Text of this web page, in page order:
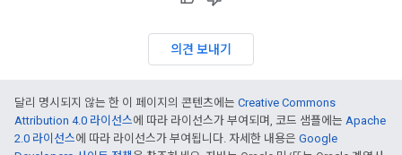
의견 보내기
달리 명시되지 않는 한 이 페이지의 콘텐츠에는 Creative Commons
Attribution 4.0 라이선스에 따라 라이선스가 부여되며, 코드 샘플에는 Apache
2.0 라이선스에 따라 라이선스가 부여됩니다. 자세한 내용은 Google